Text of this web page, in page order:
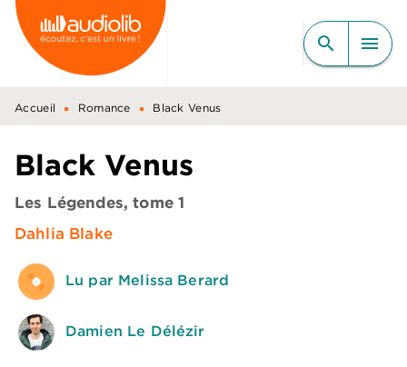
MENU RECHERCHE
CONTENU
PIED DE PAGE
search menu
Accueil • Romance • Black Venus
Black Venus
Les Légendes, tome 1
Dahlia Blake
Lu par Melissa Berard
Damien Le Délézir